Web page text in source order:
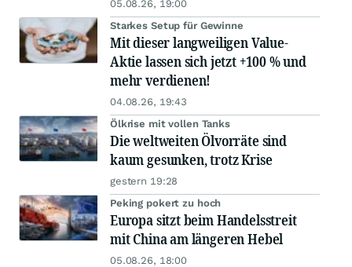
05.08.26, 19:00
Starkes Setup für Gewinne
Mit dieser langweiligen Value-
Aktie lassen sich jetzt +100 % und
mehr verdienen!
04.08.26, 19:43
Ölkrise mit vollen Tanks
Die weltweiten Ölvorräte sind
kaum gesunken, trotz Krise
gestern 19:28
Peking pokert zu hoch
Europa sitzt beim Handelsstreit
mit China am längeren Hebel
05.08.26, 18:00